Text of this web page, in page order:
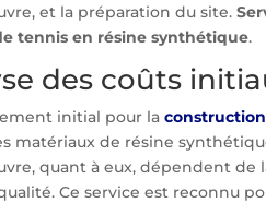
et la préparation du site.
tennis en résine synthétique.
des coûts
initial pour la
matériaux de résine
quant à eux, dépendent
Ce service est reconnu